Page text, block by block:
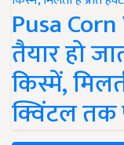
Pusa
तैयार हो
किस्में,
क्विंटल तक